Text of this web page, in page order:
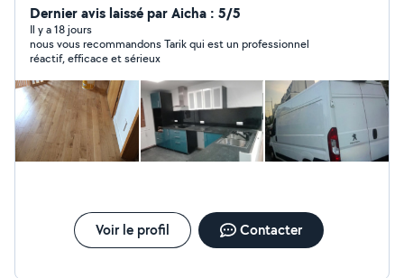
Dernier avis laissé par Aicha : 5/5
Il y a 18 jours
nous vous recommandons Tarik qui est un professionnel
réactif, efficace et sérieux
Voir le profil Contacter